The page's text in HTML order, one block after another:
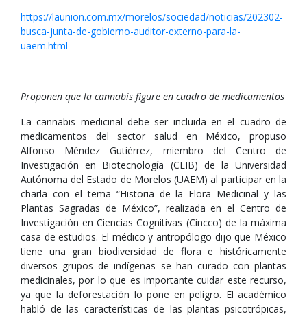
https://launion.com.mx/morelos/sociedad/noticias/202302-
busca-junta-de-gobierno-auditor-externo-para-la-
uaem.html
Proponen que la cannabis figure en cuadro de medicamentos
La cannabis medicinal debe ser incluida en el cuadro de
medicamentos del sector salud en México, propuso
Alfonso Méndez Gutiérrez, miembro del Centro de
Investigación en Biotecnología (CEIB) de la Universidad
Autónoma del Estado de Morelos (UAEM) al participar en la
charla con el tema “Historia de la Flora Medicinal y las
Plantas Sagradas de México”, realizada en el Centro de
Investigación en Ciencias Cognitivas (Cincco) de la máxima
casa de estudios. El médico y antropólogo dijo que México
tiene una gran biodiversidad de flora e históricamente
diversos grupos de indígenas se han curado con plantas
medicinales, por lo que es importante cuidar este recurso,
ya que la deforestación lo pone en peligro. El académico
habló de las características de las plantas psicotrópicas,